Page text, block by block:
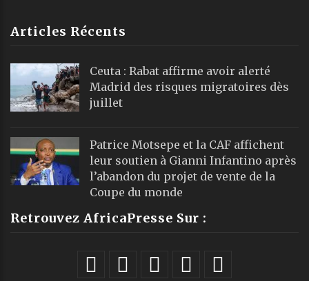
Articles Récents
Ceuta : Rabat affirme avoir alerté
Madrid des risques migratoires dès
juillet
Patrice Motsepe et la CAF affichent
leur soutien à Gianni Infantino après
l’abandon du projet de vente de la
Coupe du monde
Retrouvez AfricaPresse Sur :